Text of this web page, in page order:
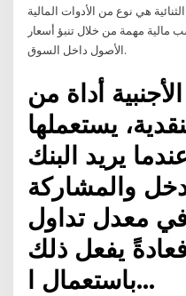
هي نوع من الأدوات المالية
مهمة من خلال تنبؤ أسعار
الأصول داخل السوق.
أداة من
يستعملها
يريد البنك
والمشاركة
في معدل تداول
فعادةً يفعل ذلك
باستعمال ا…